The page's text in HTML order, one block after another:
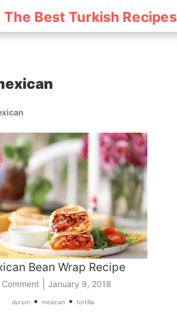
The Best Turkish Recipes
Bean Wrap Recipe
Comment January 9, 2018
durum • mexican • tortilla